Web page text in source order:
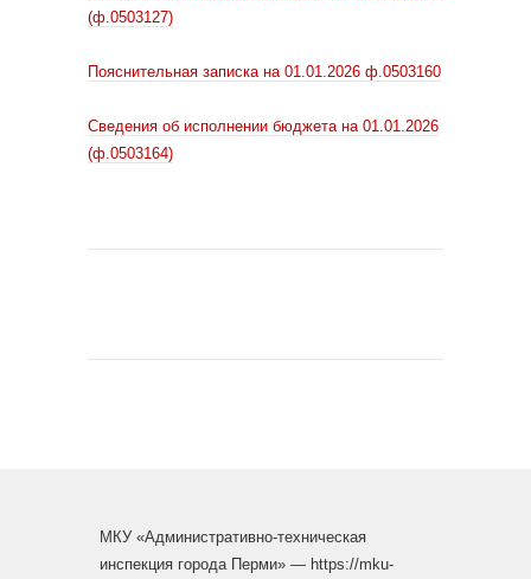
(ф.0503127)
Пояснительная записка на 01.01.2026 ф.0503160
Сведения об исполнении бюджета на 01.01.2026
(ф.0503164)
МКУ «Административно-техническая
инспекция города Перми» — https://mku-